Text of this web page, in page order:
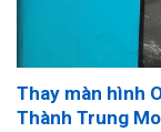
Thay màn hình
Thành Trung